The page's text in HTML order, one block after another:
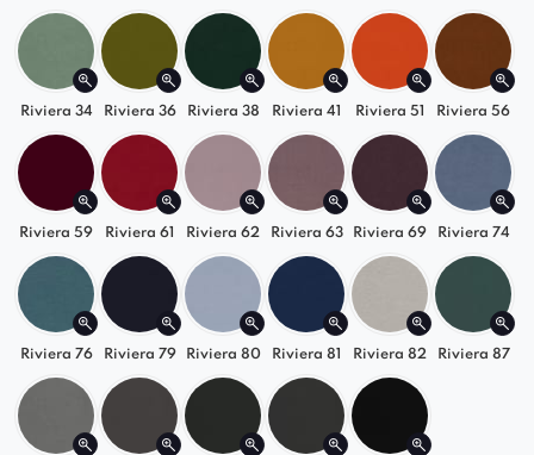
elementem w ekskluzywnym salonie,
gabinecie czy przestronnej sypialni.
Riviera 34 Riviera 36 Riviera 38 Riviera 41 Riviera 51 Riviera 56
Riviera 59 Riviera 61 Riviera 62 Riviera 63 Riviera 69 Riviera 74
Riviera 76 Riviera 79 Riviera 80 Riviera 81 Riviera 82 Riviera 87